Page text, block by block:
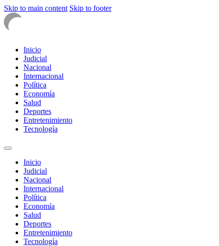
Skip to main content Skip to footer
Inicio
Judicial
Nacional
Internacional
Política
Economía
Salud
Deportes
Entretenimiento
Tecnología
Inicio
Judicial
Nacional
Internacional
Política
Economía
Salud
Deportes
Entretenimiento
Tecnología